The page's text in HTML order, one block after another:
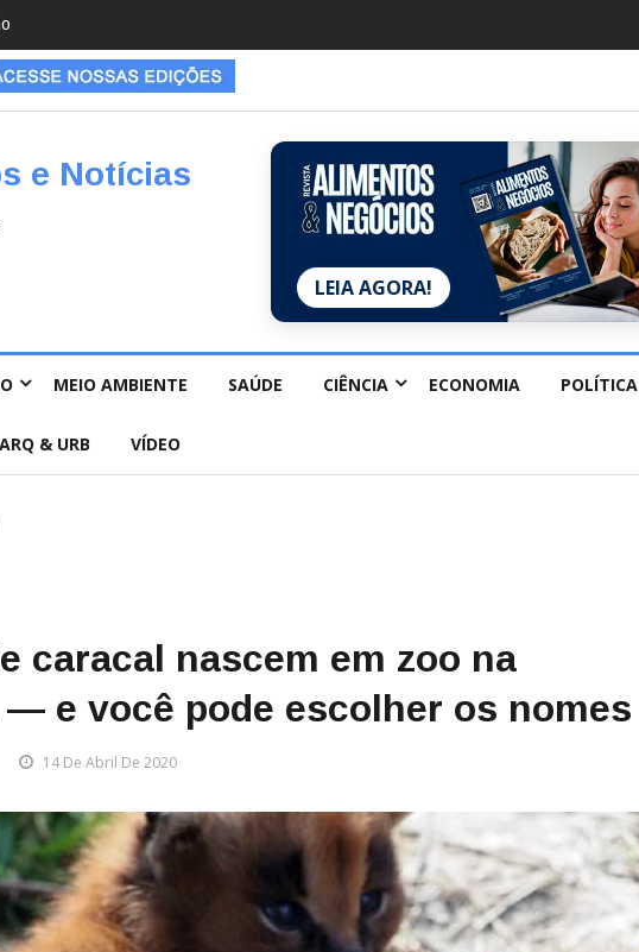
diário: mulheres estão redescobrindo hobbies para desacelerar
e Notícias
LEIA AGORA!
MEIO AMBIENTE SAÚDE CIÊNCIA ECONOMIA POLÍTICA
ARQ & URB VÍDEO
caracal nascem em zoo na
e você pode escolher os nomes
14 De Abril De 2020